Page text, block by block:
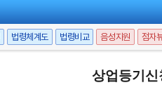
법령체계도 법령비교 음성지원 점자
상업등기